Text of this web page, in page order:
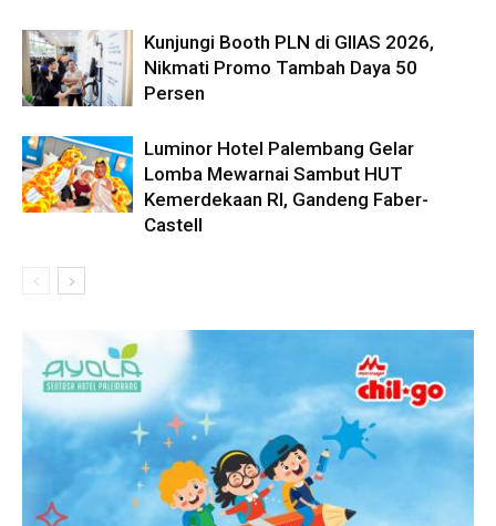
Kunjungi Booth PLN di GIIAS 2026,
Nikmati Promo Tambah Daya 50
Persen
Luminor Hotel Palembang Gelar
Lomba Mewarnai Sambut HUT
Kemerdekaan RI, Gandeng Faber-
Castell